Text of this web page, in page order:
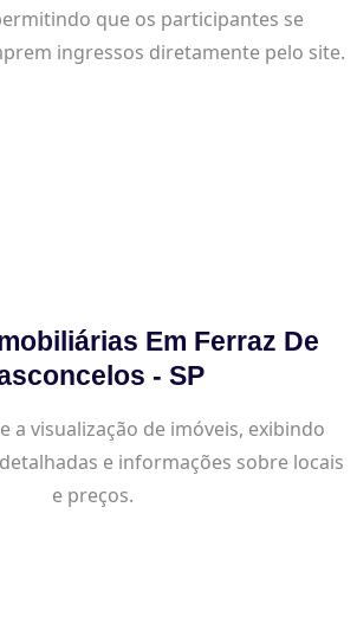
que os participantes se
ingressos diretamente pelo site.
Em Ferraz De
- SP
a visualização de imóveis, exibindo
e informações sobre locais
e preços.